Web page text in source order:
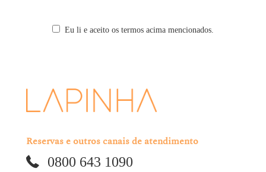
Eu li e aceito os termos acima mencionados.
Reservas e outros canais de atendimento
0800 643 1090